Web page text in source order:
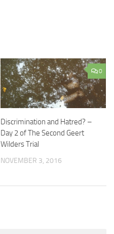
0
Discrimination and Hatred? –
Day 2 of The Second Geert
Wilders Trial
NOVEMBER 3, 2016